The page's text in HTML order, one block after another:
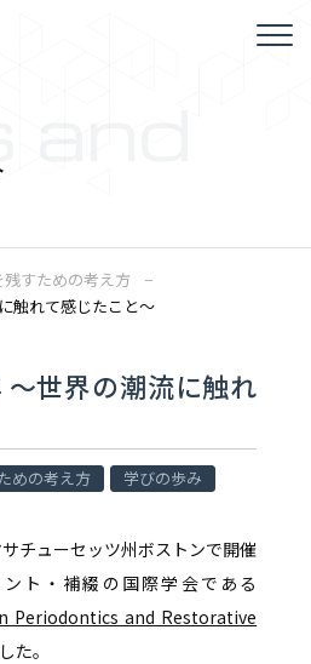
and
残すための考え方
触れて感じたこと〜
世界の潮流に触れ
めの考え方 学びの歩み
チューセッツ州ボストンで開催
ト・補綴の国際学会である
Periodontics and Restorative
た。